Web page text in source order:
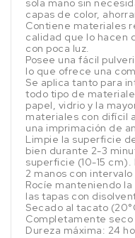
sola mano sin
capas de color,
Contiene materiales
calidad que lo hacen
con poca luz.
Posee una fácil
lo que ofrece una
Se aplica tanto para
todo tipo de
papel, vidrio y la
materiales con difícil
una imprimación de
Limpie la superficie
bien durante 2-3
superficie (10-15
2 manos con intervalo
Rocíe manteniendo
las tapas con
Secado al tacato
Completamente seco
Dureza máxima: 24